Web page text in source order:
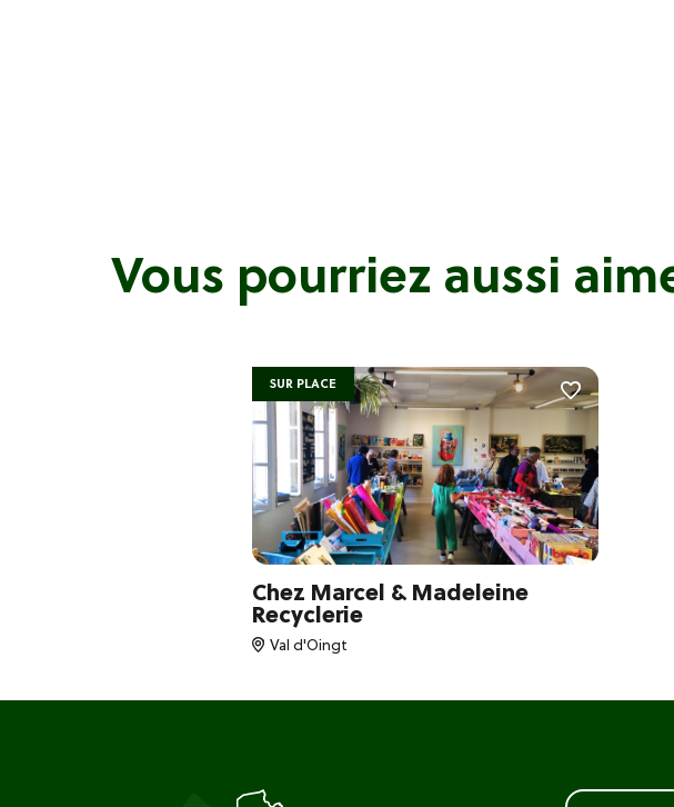
Vous pourriez aussi
Chez Marcel & Madeleine
Recyclerie
Val d'Oingt
SUR PLACE